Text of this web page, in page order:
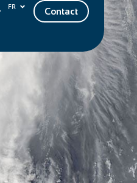
FR Contact